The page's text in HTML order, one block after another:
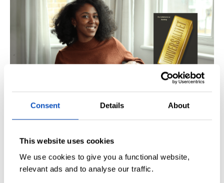
Consent Details About
This website uses cookies
We use cookies to give you a functional website,
relevant ads and to analyse our traffic.
BRITISK STJERNESKUDD
Kåret til en av Storbritannias beste
unge forfattere: – Fantastisk å høre
hvilke deler som fikk folk til å le høyt